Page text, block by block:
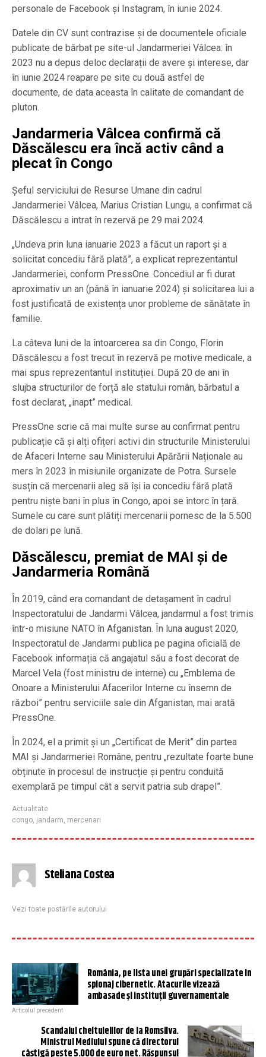
personale de Facebook și Instagram, în iunie 2024.
Datele din CV sunt contrazise și de documentele oficiale
publicate de bărbat pe site-ul Jandarmeriei Vâlcea: în
2023 nu a depus deloc declarații de avere și interese, dar
în iunie 2024 reapare pe site cu două astfel de
documente, de data aceasta în calitate de comandant de
pluton.
Jandarmeria Vâlcea confirmă că
Dăscălescu era încă activ când a
plecat în Congo
Șeful serviciului de Resurse Umane din cadrul
Jandarmeriei Vâlcea, Marius Cristian Lungu, a confirmat că
Dăscălescu a intrat în rezervă pe 29 mai 2024.
„Undeva prin luna ianuarie 2023 a făcut un raport și a
solicitat concediu fără plată”, a explicat reprezentantul
Jandarmeriei, conform PressOne. Concediul ar fi durat
aproximativ un an (până în ianuarie 2024) și solicitarea lui a
fost justificată de existența unor probleme de sănătate în
familie.
La câteva luni de la întoarcerea sa din Congo, Florin
Dăscălescu a fost trecut în rezervă pe motive medicale, a
mai spus reprezentantul instituției. După 20 de ani în
slujba structurilor de forță ale statului român, bărbatul a
fost declarat, „inapt” medical.
PressOne scrie că mai multe surse au confirmat pentru
publicație că și alți ofițeri activi din structurile Ministerului
de Afaceri Interne sau Ministerului Apărării Naționale au
mers în 2023 în misiunile organizate de Potra. Sursele
susțin că mercenarii aleg să își ia concediu fără plată
pentru niște bani în plus în Congo, apoi se întorc în țară.
Sumele cu care sunt plătiți mercenarii pornesc de la 5.500
de dolari pe lună.
Dăscălescu, premiat de MAI și de
Jandarmeria Română
În 2019, când era comandant de detașament în cadrul
Inspectoratului de Jandarmi Vâlcea, jandarmul a fost trimis
într-o misiune NATO în Afganistan. În luna august 2020,
Inspectoratul de Jandarmi publica pe pagina oficială de
Facebook informația că angajatul său a fost decorat de
Marcel Vela (fost ministru de interne) cu „Emblema de
Onoare a Ministerului Afacerilor Interne cu însemn de
război” pentru serviciile sale din Afganistan, mai arată
PressOne.
În 2024, el a primit și un „Certificat de Merit” din partea
MAI și Jandarmeriei Române, pentru „rezultate foarte bune
obținute în procesul de instrucție și pentru conduită
exemplară pe timpul cât a servit patria sub drapel”.
Actualitate
congo jandarm mercenari
Steliana Costea
Vezi toate postările autorului
România, pe lista unei grupări specializate în
spionaj cibernetic. Atacurile vizează
ambasade și instituții guvernamentale
Articolul precedent
Scandalul cheltuielilor de la Romsilva.
Ministrul Mediului spune că directorul
câștigă peste 5.000 de euro net. Răspunsul